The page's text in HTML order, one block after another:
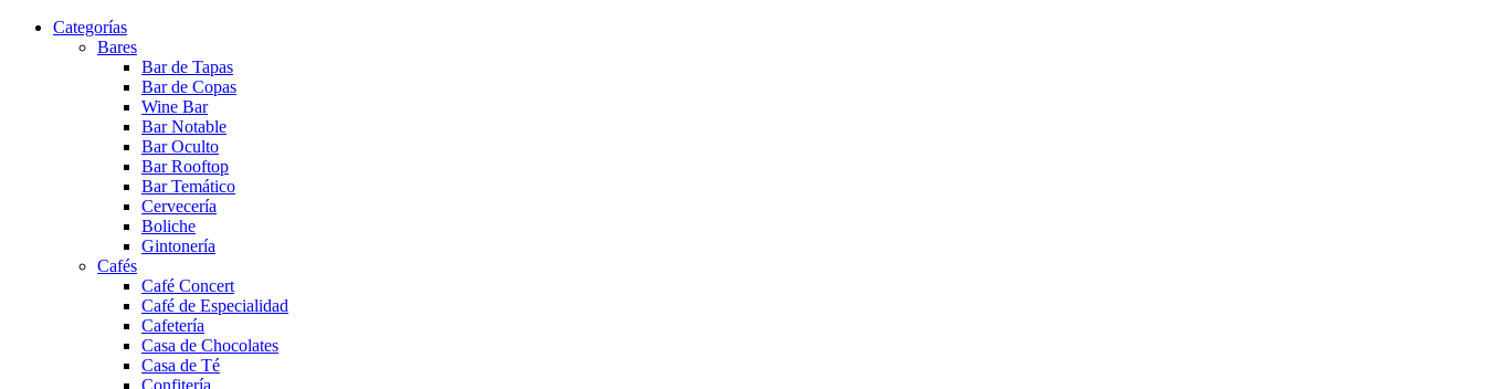
Categorías
Bares
Bar de Tapas
Bar de Copas
Wine Bar
Bar Notable
Bar Oculto
Bar Rooftop
Bar Temático
Cervecería
Boliche
Gintonería
Cafés
Café Concert
Café de Especialidad
Cafetería
Casa de Chocolates
Casa de Té
Confitería